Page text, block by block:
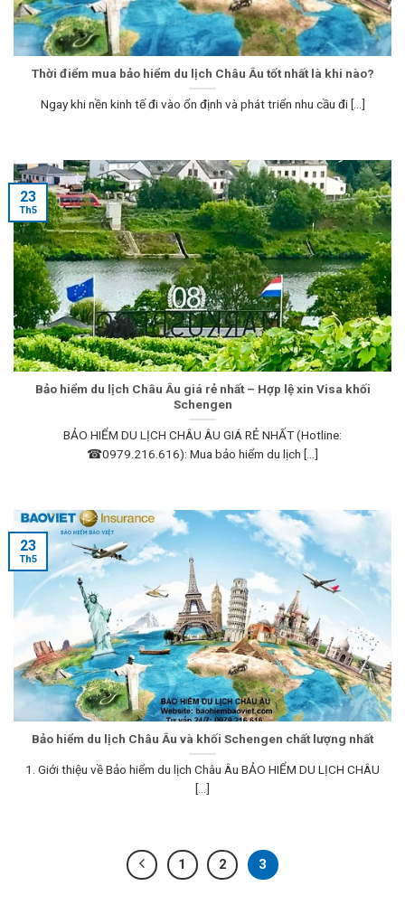
Thời điểm mua bảo hiểm du lịch Châu Âu tốt nhất là khi nào?
Ngay khi nền kinh tế đi vào ổn định và phát triển nhu cầu đi [...]
Bảo hiểm du lịch Châu Âu giá rẻ nhất – Hợp lệ xin Visa khối
Schengen
BẢO HIỂM DU LỊCH CHÂU ÂU GIÁ RẺ NHẤT (Hotline:
☎0979.216.616): Mua bảo hiểm du lịch [...]
23
Th5
Bảo hiểm du lịch Châu Âu và khối Schengen chất lượng nhất
1. Giới thiệu về Bảo hiểm du lịch Châu Âu BẢO HIỂM DU LỊCH CHÂU
[...]
23
Th5
1 2 3